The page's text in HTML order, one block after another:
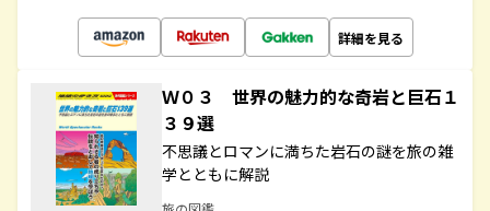
詳細を見る
Ｗ０３ 世界の魅力的な奇岩と巨石１
３９選
不思議とロマンに満ちた岩石の謎を旅の雑
学とともに解説